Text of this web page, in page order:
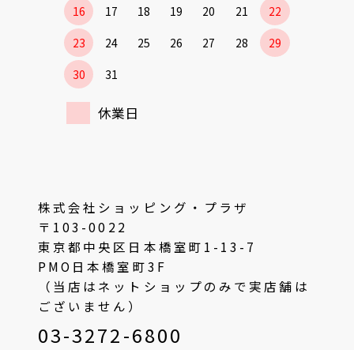
16
17 18 19 20 21
22
23
24 25 26 27 28
29
30
31
休業日
株式会社ショッピング・プラザ
〒103-0022
東京都中央区日本橋室町1-13-7
PMO日本橋室町3F
（当店はネットショップのみで実店舗は
ございません）
03-3272-6800